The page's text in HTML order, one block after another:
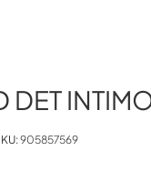
DET
905857569